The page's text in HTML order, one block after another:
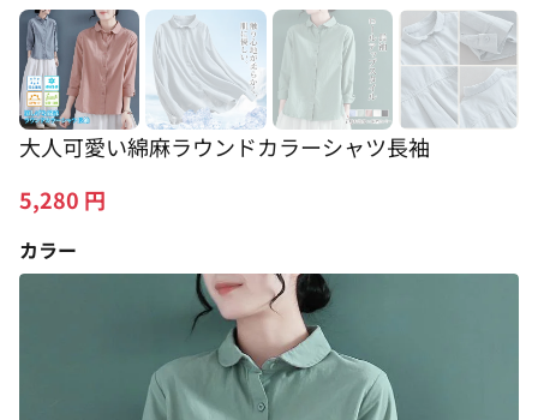
大人可愛い綿麻ラウンドカラーシャツ長袖
5,280 円
カラー